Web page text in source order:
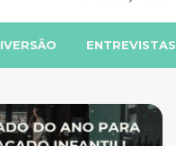
ENTREVISTAS